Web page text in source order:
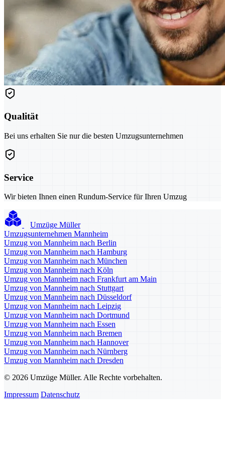
Qualität
Bei uns erhalten Sie nur die besten Umzugsunternehmen
Service
Wir bieten Ihnen einen Rundum-Service für Ihren Umzug
Umzüge Müller
Umzugsunternehmen Mannheim
Umzug von Mannheim nach Berlin
Umzug von Mannheim nach Hamburg
Umzug von Mannheim nach München
Umzug von Mannheim nach Köln
Umzug von Mannheim nach Frankfurt am Main
Umzug von Mannheim nach Stuttgart
Umzug von Mannheim nach Düsseldorf
Umzug von Mannheim nach Leipzig
Umzug von Mannheim nach Dortmund
Umzug von Mannheim nach Essen
Umzug von Mannheim nach Bremen
Umzug von Mannheim nach Hannover
Umzug von Mannheim nach Nürnberg
Umzug von Mannheim nach Dresden
© 2026 Umzüge Müller. Alle Rechte vorbehalten.
Impressum Datenschutz